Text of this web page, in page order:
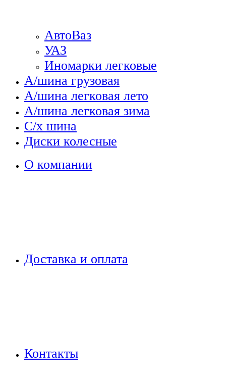
АвтоВаз
УАЗ
Иномарки легковые
А/шина грузовая
А/шина легковая лето
А/шина легковая зима
С/х шина
Диски колесные
О компании
Доставка и оплата
Контакты